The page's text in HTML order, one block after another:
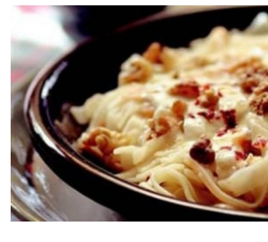
İçecek Kültürü & Barista
Yöresel Tarifler & Ev Yemekleri
Gıda Güvenliği & Sağlık
İçecek Kültürü & Rehberleri
Popüler Kültür & Mutfak Tarihi
Mutfak Temizliği & Pratik Bilgiler